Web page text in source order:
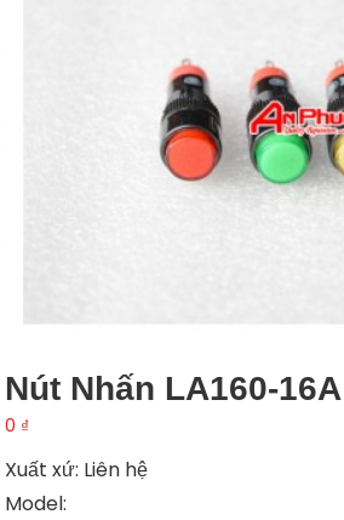
Nút Nhấn LA160-16A
0 ₫
Xuất xứ: Liên hệ
Model: